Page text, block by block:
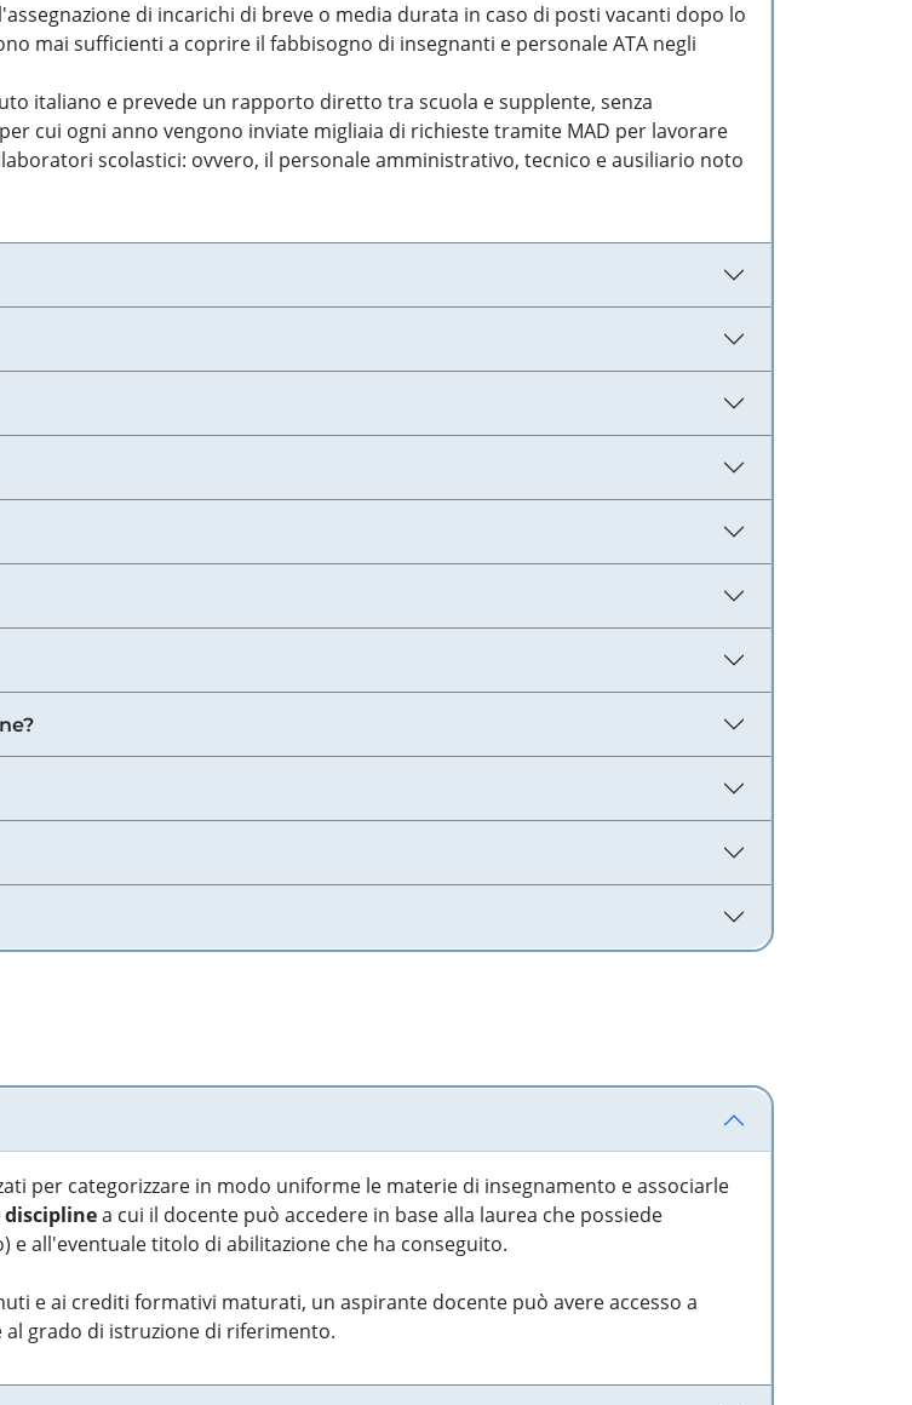
di incarichi di breve o media durata in caso di posti vacanti dopo lo
mai sufficienti a coprire il fabbisogno di insegnanti e personale ATA negli
italiano e prevede un rapporto diretto tra scuola e supplente, senza
cui ogni anno vengono inviate migliaia di richieste tramite MAD per lavorare
scolastici: ovvero, il personale amministrativo, tecnico e ausiliario noto
per categorizzare in modo uniforme le materie di insegnamento e associarle
disciplinea cui il docente può accedere in base alla laurea che possiede
e all'eventuale titolo di abilitazione che ha conseguito.
e ai crediti formativi maturati, un aspirante docente può avere accesso a
al grado di istruzione di riferimento.